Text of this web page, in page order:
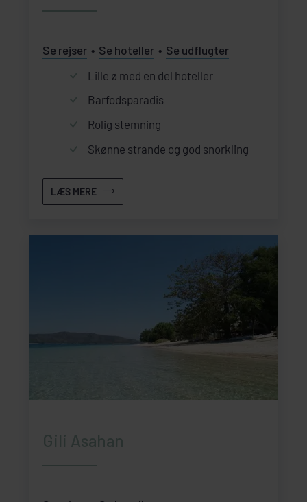
Se rejser Se hoteller
Se udflugter
Lille ø med en del hoteller
Barfodsparadis
Rolig stemning
Skønne strande og god snorkling
LÆS MERE
Gili Asahan